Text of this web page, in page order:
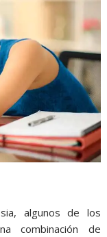
algunos de los
combinación de